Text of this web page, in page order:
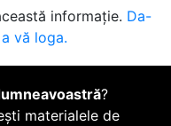
informație. Da-
vă loga.
?
materialele de